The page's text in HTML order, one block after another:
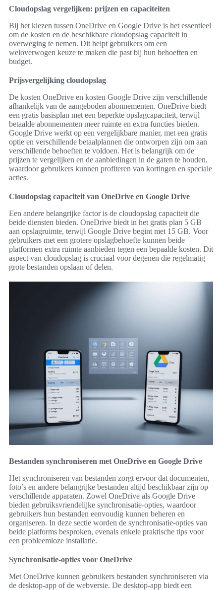
Cloudopslag vergelijken: prijzen en capaciteiten
Bij het kiezen tussen OneDrive en Google Drive is het essentieel
om de kosten en de beschikbare cloudopslag capaciteit in
overweging te nemen. Dit helpt gebruikers om een
weloverwogen keuze te maken die past bij hun behoeften en
budget.
Prijsvergelijking cloudopslag
De kosten OneDrive en kosten Google Drive zijn verschillende
afhankelijk van de aangeboden abonnementen. OneDrive biedt
een gratis basisplan met een beperkte opslagcapaciteit, terwijl
betaalde abonnementen meer ruimte en extra functies bieden.
Google Drive werkt op een vergelijkbare manier, met een gratis
optie en verschillende betaalplannen die ontworpen zijn om aan
verschillende behoeften te voldoen. Het is belangrijk om de
prijzen te vergelijken en de aanbiedingen in de gaten te houden,
waardoor gebruikers kunnen profiteren van kortingen en speciale
acties.
Cloudopslag capaciteit van OneDrive en Google Drive
Een andere belangrijke factor is de cloudopslag capaciteit die
beide diensten bieden. OneDrive biedt in het gratis plan 5 GB
aan opslagruimte, terwijl Google Drive begint met 15 GB. Voor
gebruikers met een grotere opslagbehoefte kunnen beide
platformen extra ruimte aanbieden tegen een bepaalde kosten. Dit
aspect van cloudopslag is cruciaal voor degenen die regelmatig
grote bestanden opslaan of delen.
Bestanden synchroniseren met OneDrive en Google Drive
Het synchroniseren van bestanden zorgt ervoor dat documenten,
foto’s en andere belangrijke bestanden altijd beschikbaar zijn op
verschillende apparaten. Zowel OneDrive als Google Drive
bieden gebruiksvriendelijke synchronisatie-opties, waardoor
gebruikers hun bestanden eenvoudig kunnen beheren en
organiseren. In deze sectie worden de synchronisatie-opties van
beide platforms besproken, evenals enkele praktische tips voor
een probleemloze installatie.
Synchronisatie-opties voor OneDrive
Met OneDrive kunnen gebruikers bestanden synchroniseren via
de desktop-app of de webversie. De desktop-app biedt een